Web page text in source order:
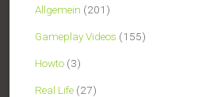
Allgemein (201)
Gameplay Videos (155)
Howto (3)
Real Life (27)